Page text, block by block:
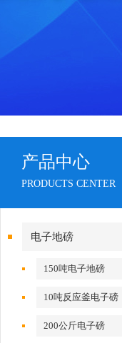
产品中心
PRODUCTS CENTER
电子地磅
150吨电子地磅
10吨反应釜电子磅
200公斤电子磅